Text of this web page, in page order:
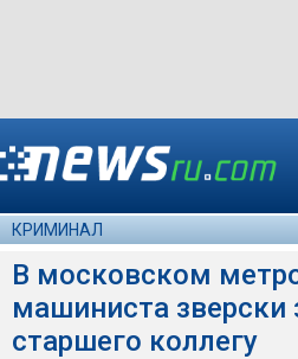
КРИМИНАЛ
В московском
машиниста зверски
старшего коллегу